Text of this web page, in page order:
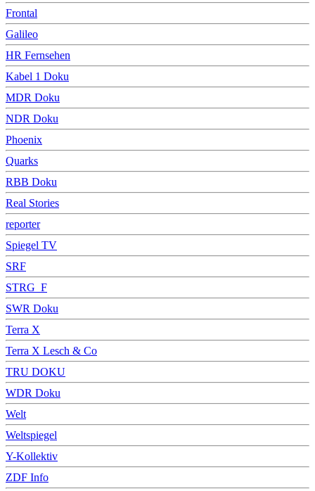
Frontal
Galileo
HR Fernsehen
Kabel 1 Doku
MDR Doku
NDR Doku
Phoenix
Quarks
RBB Doku
Real Stories
reporter
Spiegel TV
SRF
STRG_F
SWR Doku
Terra X
Terra X Lesch & Co
TRU DOKU
WDR Doku
Welt
Weltspiegel
Y-Kollektiv
ZDF Info